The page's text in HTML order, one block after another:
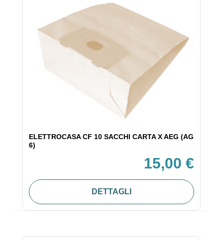
ELETTROCASA CF 10 SACCHI CARTA X AEG (AG
6)
15,00 €
DETTAGLI